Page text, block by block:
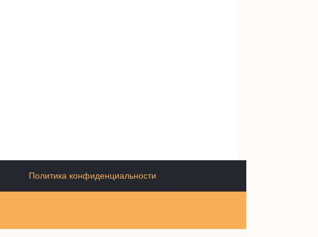
Политика конфиденциальности